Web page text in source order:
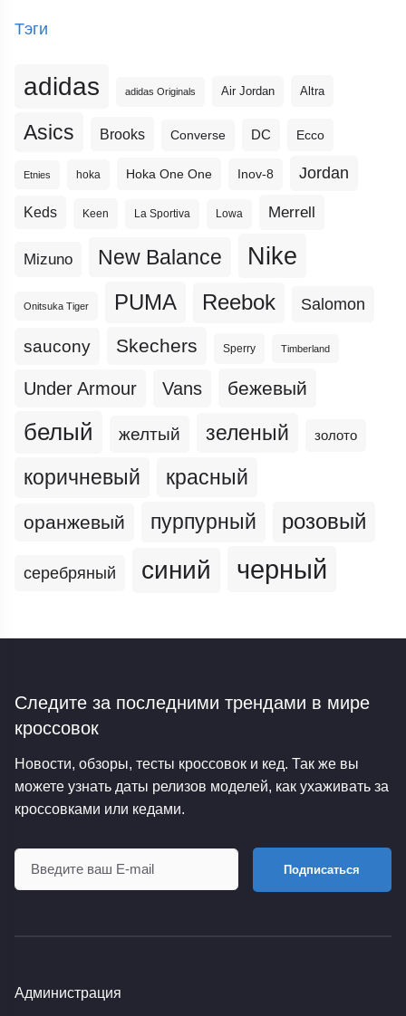
Тэги
adidas adidas Originals Air Jordan Altra
Asics Brooks Converse DC Ecco
Etnies hoka Hoka One One Inov-8 Jordan
Keds Keen La Sportiva Lowa Merrell
Mizuno New Balance Nike
Onitsuka Tiger PUMA Reebok Salomon
saucony Skechers Sperry Timberland
Under Armour Vans бежевый
белый желтый зеленый золото
коричневый красный
оранжевый пурпурный розовый
серебряный синий черный
Следите за последними трендами в мире
кроссовок
Новости, обзоры, тесты кроссовок и кед. Так же вы
можете узнать даты релизов моделей, как ухаживать за
кроссовками или кедами.
Подписаться
Администрация